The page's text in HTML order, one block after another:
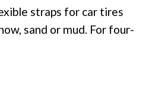
straps for car tires
sand or mud. For four-